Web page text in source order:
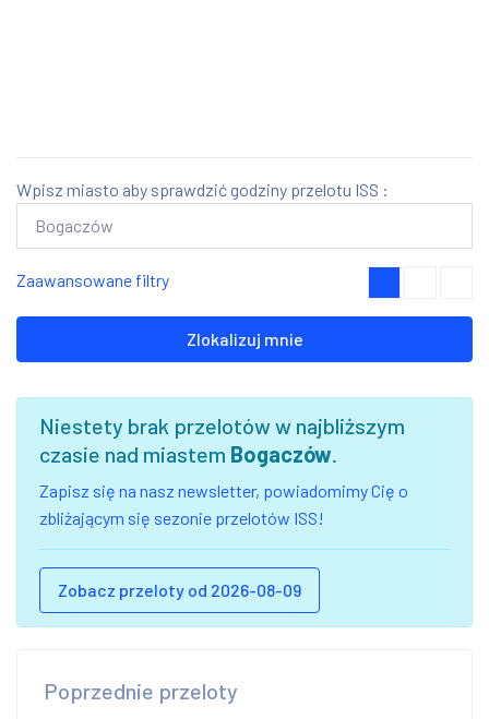
Wpisz miasto aby sprawdzić godziny przelotu ISS :
Zaawansowane filtry
Zlokalizuj mnie
Niestety brak przelotów w najbliższym
czasie nad miastem Bogaczów.
Zapisz się na nasz newsletter, powiadomimy Cię o
zbliżającym się sezonie przelotów ISS!
Zobacz przeloty od 2026-08-09
Poprzednie przeloty